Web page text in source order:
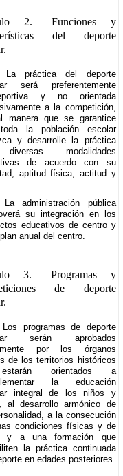
2.–Funciones y
del deporte
La práctica del deporte
será preferentemente
y no orientada
a la competición,
manera que se garantice
la población escolar
y desarrolle la práctica
modalidades
de acuerdo con su
aptitud física, actitud y
La administración pública
su integración en los
educativos de centro y
anual del centro.
3.– Programas y
de deporte
Los programas de deporte
serán aprobados
por los órganos
de los territorios históricos
orientados a
la educación
integral de los niños y
al desarrollo armónico de
a la consecución
condiciones físicas y de
y a una formación que
la práctica continuada
en edades posteriores.